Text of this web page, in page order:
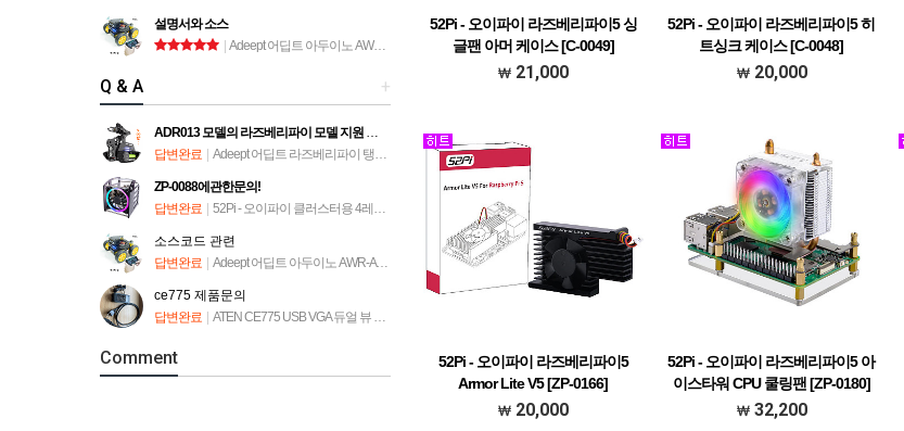
52Pi - 오이파이 라즈베리파이5 싱
글팬 아머 케이스 [C-0049]
21,000
52Pi - 오이파이 라즈베리파이5 히
트싱크 케이스 [C-0048]
20,000
52Pi - 오이파이 라즈베리파이5
Armor Lite V5 [ZP-0166]
20,000
52Pi - 오이파이 라즈베리파이5 아
이스타워 CPU 쿨링팬 [ZP-0180]
32,200
설명서와 소스
| Adeept 어딥트 아두이노 AWR-A 로봇 자동차 키트 (ADA034)
+
Q & A
ADR013 모델의 라즈베리파이 모델 지원 문의
답변완료 | Adeept 어딥트 라즈베리파이 탱크 스마트 로봇 자동차 키트 (ADR013)
ZP-0088에관한문의!
답변완료 | 52Pi - 오이파이 클러스터용 4레이어 랙타워 [ZP-0088]
소스코드 관련
답변완료 | Adeept 어딥트 아두이노 AWR-A 로봇 자동차 키트 (ADA034)
ce775 제품문의
답변완료 | ATEN CE775 USB VGA 듀얼 뷰 Cat 5 KVM 연장기
Comment